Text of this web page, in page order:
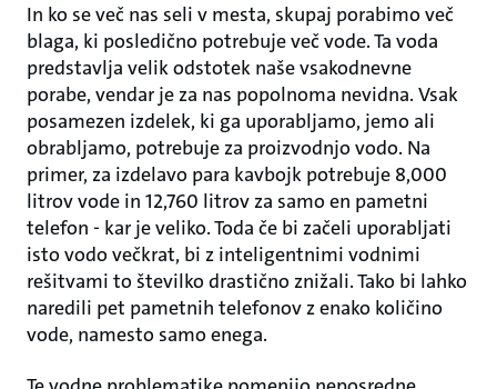
In ko se več nas seli v mesta, skupaj porabimo več
blaga, ki posledično potrebuje več vode. Ta voda
predstavlja velik odstotek naše vsakodnevne
porabe, vendar je za nas popolnoma nevidna. Vsak
posamezen izdelek, ki ga uporabljamo, jemo ali
obrabljamo, potrebuje za proizvodnjo vodo. Na
primer, za izdelavo para kavbojk potrebuje 8,000
litrov vode in 12,760 litrov za samo en pametni
telefon - kar je veliko. Toda če bi začeli uporabljati
isto vodo večkrat, bi z inteligentnimi vodnimi
rešitvami to številko drastično znižali. Tako bi lahko
naredili pet pametnih telefonov z enako količino
vode, namesto samo enega.